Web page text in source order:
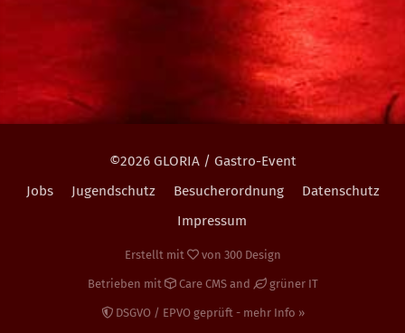
©2026 GLORIA / Gastro-Event
Jobs
Jugendschutz Besucherordnung
Datenschutz
Impressum
Erstellt mit von 300 Design
Betrieben mit Care CMSand grüner IT
DSGVO / EPVO geprüft - mehr Info »